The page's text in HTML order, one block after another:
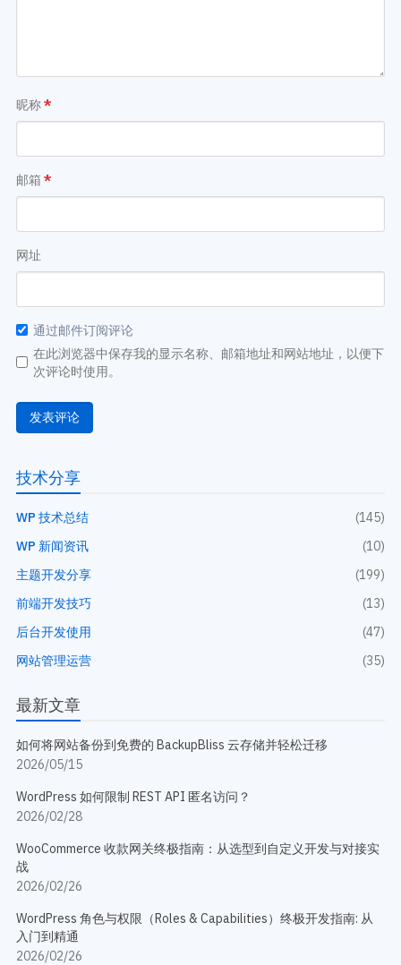
昵称*
邮箱 *
网址
通过邮件订阅评论
在此浏览器中保存我的显示名称、邮箱地址和网站地址，以便下
次评论时使用。
技术分享
WP 技术总结
(145)
WP 新闻资讯
(10)
主题开发分享
(199)
前端开发技巧
(13)
后台开发使用
(47)
网站管理运营
(35)
最新文章
如何将网站备份到免费的 BackupBliss 云存储并轻松迁移
2026/05/15
WordPress 如何限制 REST API 匿名访问？
2026/02/28
WooCommerce 收款网关终极指南：从选型到自定义开发与对接实
战
2026/02/26
WordPress 角色与权限（Roles & Capabilities）终极开发指南: 从
入门到精通
2026/02/26